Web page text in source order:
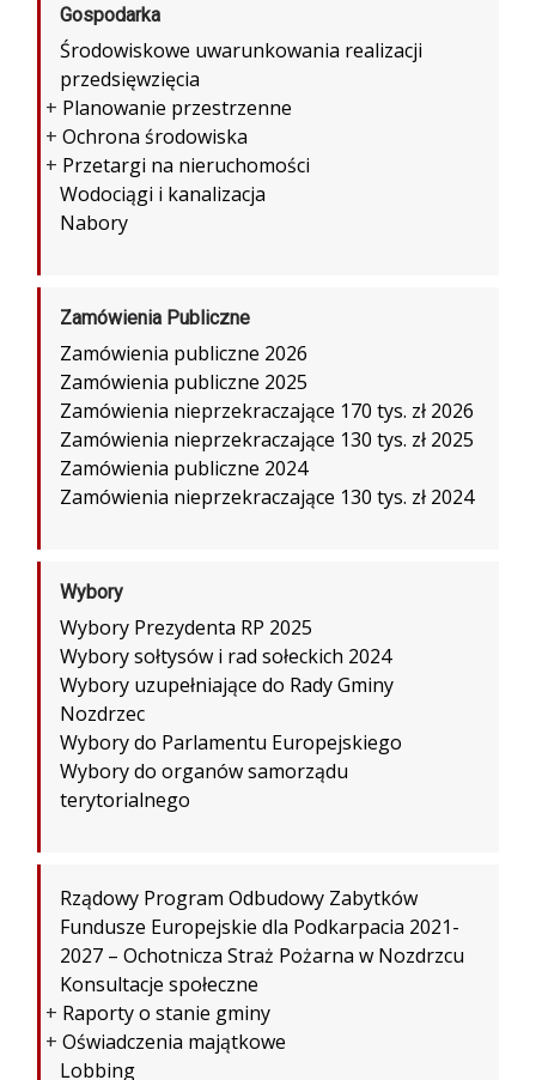
Gospodarka
Środowiskowe uwarunkowania realizacji
przedsięwzięcia
+ Planowanie przestrzenne
+ Ochrona środowiska
+ Przetargi na nieruchomości
Wodociągi i kanalizacja
Nabory
Zamówienia Publiczne
Zamówienia publiczne 2026
Zamówienia publiczne 2025
Zamówienia nieprzekraczające 170 tys. zł 2026
Zamówienia nieprzekraczające 130 tys. zł 2025
Zamówienia publiczne 2024
Zamówienia nieprzekraczające 130 tys. zł 2024
Wybory
Wybory Prezydenta RP 2025
Wybory sołtysów i rad sołeckich 2024
Wybory uzupełniające do Rady Gminy
Nozdrzec
Wybory do Parlamentu Europejskiego
Wybory do organów samorządu
terytorialnego
Rządowy Program Odbudowy Zabytków
Fundusze Europejskie dla Podkarpacia 2021-
2027 – Ochotnicza Straż Pożarna w Nozdrzcu
Konsultacje społeczne
+ Raporty o stanie gminy
+ Oświadczenia majątkowe
Lobbing